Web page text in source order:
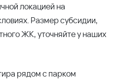
локацией на
Размер субсидии,
ЖК, уточняйте у наших
рядом с парком